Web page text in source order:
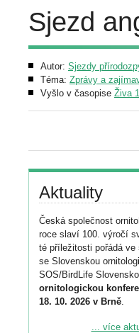
Sjezd
Autor: Sjezdy
Téma: Zprávy a
Vyšlo v časopise Živa
Aktuality
Česká společnost
roce slaví 100. výročí
té příležitosti pořádá ve
se Slovenskou
SOS/BirdLife Slovensko
ornitologickou
18. 10. 2026 v Brně.
Podrobnější informace
... více